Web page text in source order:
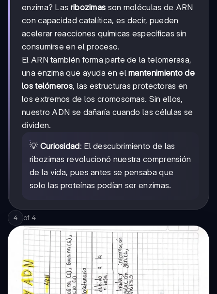
enzima? Las ribozimas son moléculas de ARN
con capacidad catalítica, es decir, pueden
acelerar reacciones químicas específicas sin
consumirse en el proceso.
El ARN también forma parte de la telomerasa,
una enzima que ayuda en elmantenimiento de
los telómeros, las estructuras protectoras en
los extremos de los cromosomas. Sin ellos,
nuestro ADN se dañaría cuando las células se
dividen.
💡 Curiosidad: El descubrimiento de las
ribozimas revolucionó nuestra comprensión
de la vida, pues antes se pensaba que
solo las proteínas podían ser enzimas.
4 of 4